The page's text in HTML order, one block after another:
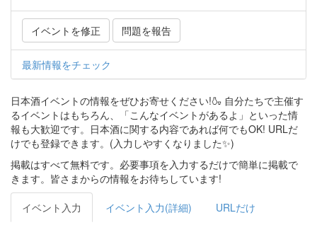
イベントを修正 問題を報告
最新情報をチェック
日本酒イベントの情報をぜひお寄せください!🍶 自分たちで主催す
るイベントはもちろん、「こんなイベントがあるよ」といった情
報も大歓迎です。日本酒に関する内容であれば何でもOK! URLだ
けでも登録できます。(入力しやすくなりました✨)
掲載はすべて無料です。必要事項を入力するだけで簡単に掲載で
きます。皆さまからの情報をお待ちしています!
イベント入力 イベント入力(詳細) URLだけ